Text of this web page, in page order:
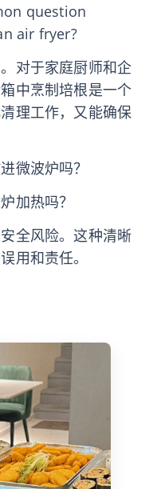
question
air fryer?
对于家庭厨师和企
中烹制培根是一个
理工作，又能确保
微波炉吗？
加热吗？
全风险。这种清晰
用和责任。